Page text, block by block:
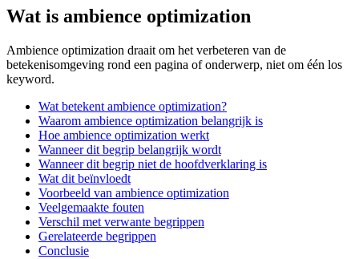
Wat is ambience optimization
Ambience optimization draait om het verbeteren van de
betekenisomgeving rond een pagina of onderwerp, niet om één los
keyword.
Wat betekent ambience optimization?
Waarom ambience optimization belangrijk is
Hoe ambience optimization werkt
Wanneer dit begrip belangrijk wordt
Wanneer dit begrip niet de hoofdverklaring is
Wat dit beïnvloedt
Voorbeeld van ambience optimization
Veelgemaakte fouten
Verschil met verwante begrippen
Gerelateerde begrippen
Conclusie